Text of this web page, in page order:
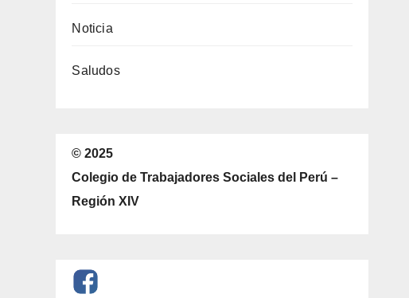
Noticia
Saludos
© 2025
Colegio de Trabajadores Sociales del Perú –
Región XIV